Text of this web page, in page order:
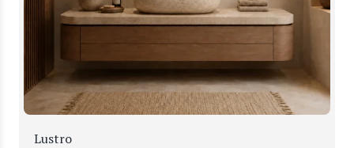
Lustro